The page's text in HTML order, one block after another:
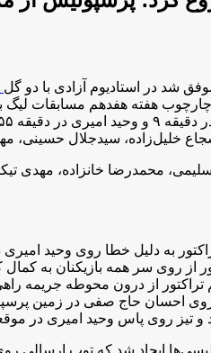
شد در استادیوم آزادی با دو گل
پرسپولیس را به ثمر رساندند.
شجاع خلیل‌زاده، سیدجلال حسینی،
محمدرضا خانزاده، مهدی
به دلیل خطا روی وحید